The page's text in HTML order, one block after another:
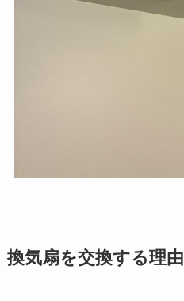
換気扇を交換する理由